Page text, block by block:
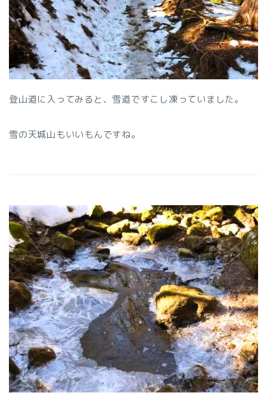
登山道に入ってみると、雪道ですこし凍っていました。
雪の天城山もいいもんですね。